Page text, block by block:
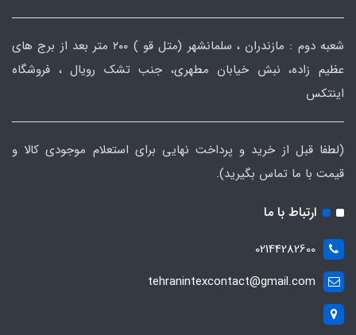
شعبه دوم : مازندران ، سلمانشهر (متل قو ) ۲۰۰ متر بعد از برج های
عظیم زاده، نبش خیابان مطهری، جنب تشک رویال ، فروشگاه
اینتکس
(لطفا قبل از خرید و پرداخت نهایی برای استعلام موجودی کالا و
قیمت با ما تماس بگیرید).
ارتباط با ما
02144282600
tehranintexcontact@gmail.com